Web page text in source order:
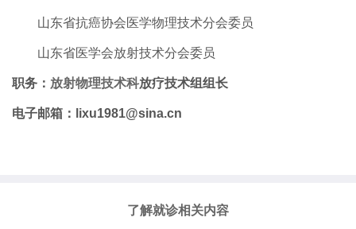
山东省抗癌协会医学物理技术分会委员
山东省医学会放射技术分会委员
职务： 放射物理技术科放疗技术组组长
电子邮箱：lixu1981@sina.cn
了解就诊相关内容